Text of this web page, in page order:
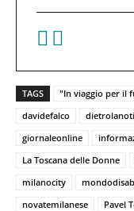
TAGS "In viaggio per il
davidefalco
giornaleonline
La Toscana delle Donne
milanocity
novatemilanese
Pavel